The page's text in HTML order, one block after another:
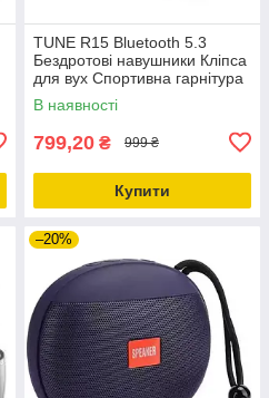
TUNE R15 Bluetooth 5.3
Бездротові навушники Кліпса
для вух Спортивна гарнітура
В наявності
799,20 ₴ 999 ₴
Купити
–20%